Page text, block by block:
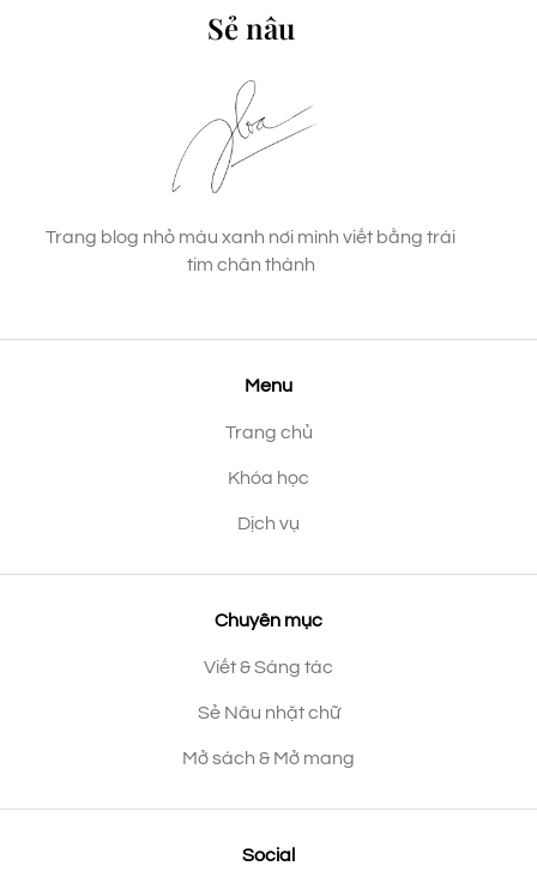
Sẻ nâu
Trang blog nhỏ màu xanh nơi mình viết bằng trái
tim chân thành
Menu
Trang chủ
Khóa học
Dịch vụ
Chuyên mục
Viết & Sáng tác
Sẻ Nâu nhặt chữ
Mở sách & Mở mang
Social